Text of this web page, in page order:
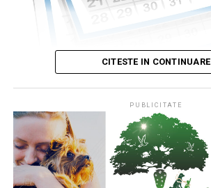
Publicat deCodrin RAITA,
4 august 2026, 05:00
S-a întâmplat într-o zi de 4 august
CITESTE IN CONTINUARE
PUBLICITATE